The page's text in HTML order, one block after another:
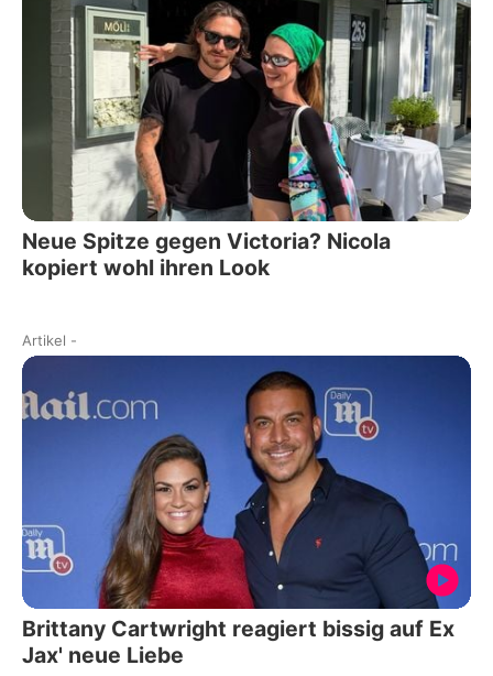
Neue Spitze gegen Victoria? Nicola
kopiert wohl ihren Look
Artikel -
Brittany Cartwright reagiert bissig auf Ex
Jax' neue Liebe